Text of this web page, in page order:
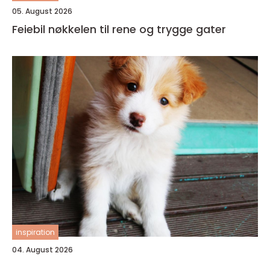
05. August 2026
Feiebil nøkkelen til rene og trygge gater
inspiration
04. August 2026